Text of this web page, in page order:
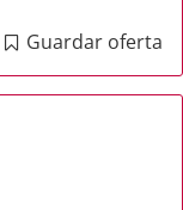
Guardar oferta